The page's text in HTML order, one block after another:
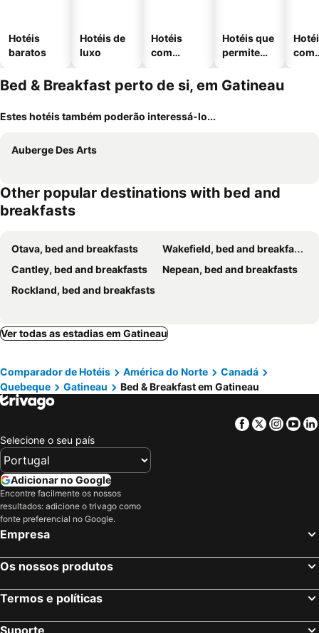
Hotéis
baratos
Hotéis de
luxo
Hotéis
com
Hotéis que
permitem
com
Bed & Breakfast perto de si, em Gatineau
Estes hotéis também poderão interessá-lo...
Auberge Des Arts
Other popular destinations with bed and
breakfasts
Otava, bed and breakfasts
Wakefield, bed and breakfasts
Cantley, bed and breakfasts
Nepean, bed and breakfasts
Rockland, bed and breakfasts
Ver todas as estadias em Gatineau
Comparador de Hotéis América do Norte
Canadá
Quebeque
Gatineau Bed & Breakfast em Gatineau
Facebook
Twitter
Selecione o seu país
Adicionar no Google
Encontre facilmente os nossos
resultados: adicione o trivago como
fonte preferencial no Google.
Empresa
Os nossos produtos
Termos e políticas
Suporte